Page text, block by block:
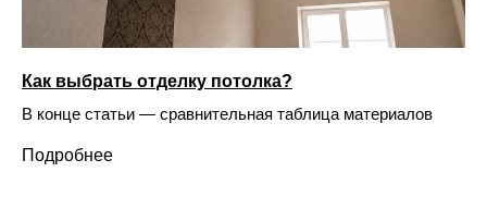
Как выбрать отделку потолка?
В конце статьи — сравнительная таблица материалов
Подробнее